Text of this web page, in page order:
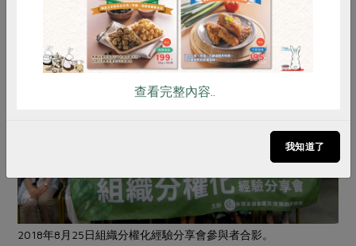
2018年8月25日組織分權化經驗分享會參與者合影。
查看完整內容..
我知道了